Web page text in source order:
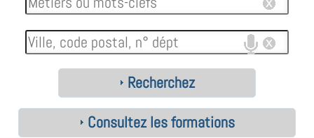
Recherchez
Consultez les formations